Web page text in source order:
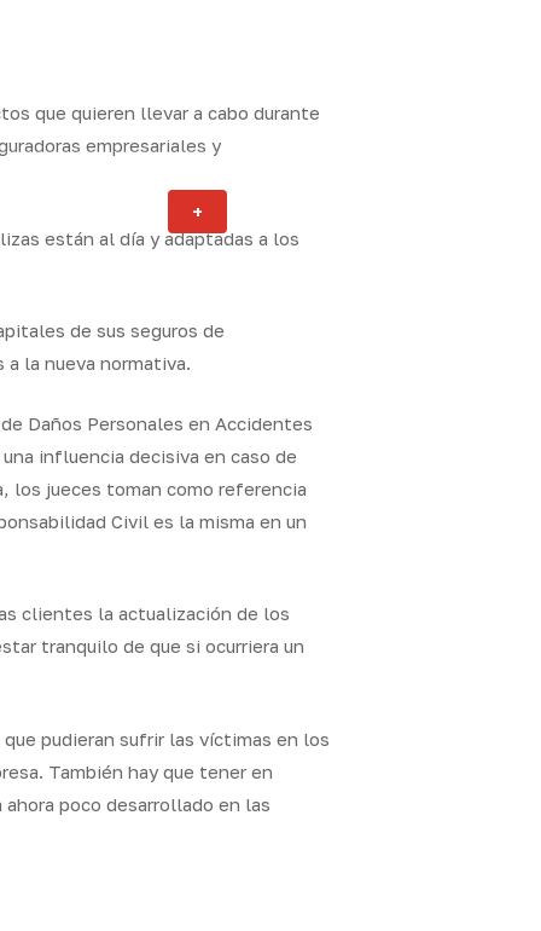
+
que quieren llevar a cabo durante
empresariales y
están al día y adaptadas a los
de sus seguros de
la nueva normativa.
Daños Personales en Accidentes
influencia decisiva en caso de
los jueces toman como referencia
Civil es la misma en un
clientes la actualización de los
tranquilo de que si ocurriera un
pudieran sufrir las víctimas en los
También hay que tener en
poco desarrollado en las